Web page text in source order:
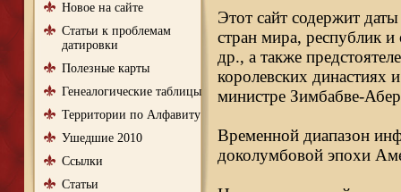
Новое на сайте
Статьи к проблемам
датировки
Полезные карты
Генеалогические таблицы
Территории по Алфавиту
Ушедшие 2010
Ссылки
Статьи
Этот сайт содержит
стран мира, республик и
др., а также
королевских династиях
министре Зимбабве-
Временной диапазон
доколумбовой эпохи